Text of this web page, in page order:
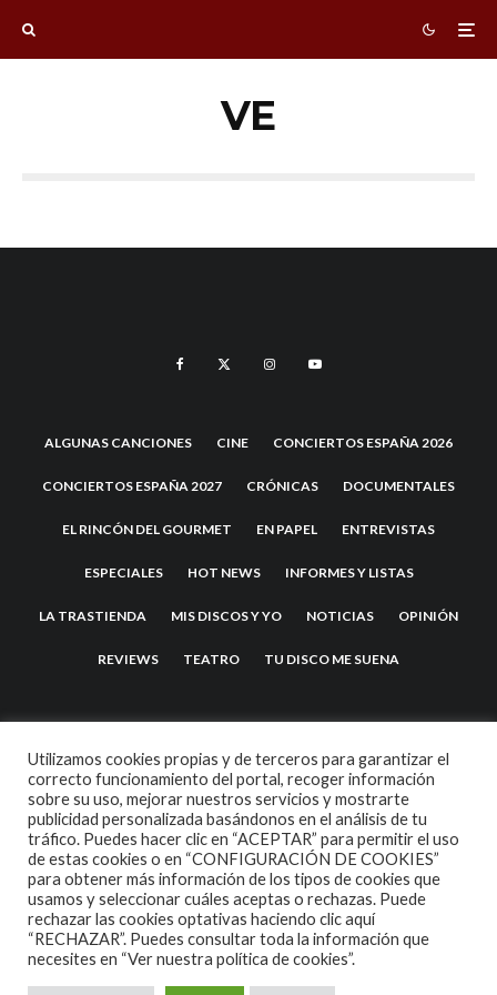
VE
ALGUNAS CANCIONES CINE CONCIERTOS ESPAÑA 2026
CONCIERTOS ESPAÑA 2027 CRÓNICAS DOCUMENTALES
EL RINCÓN DEL GOURMET EN PAPEL ENTREVISTAS
ESPECIALES HOT NEWS INFORMES Y LISTAS
LA TRASTIENDA MIS DISCOS Y YO NOTICIAS OPINIÓN
REVIEWS TEATRO TU DISCO ME SUENA
2007 COPYRIGHT -CODETIPITHEME
Utilizamos cookies propias y de terceros para garantizar el
correcto funcionamiento del portal, recoger información
sobre su uso, mejorar nuestros servicios y mostrarte
publicidad personalizada basándonos en el análisis de tu
tráfico. Puedes hacer clic en “ACEPTAR” para permitir el uso
de estas cookies o en “CONFIGURACIÓN DE COOKIES”
para obtener más información de los tipos de cookies que
usamos y seleccionar cuáles aceptas o rechazas. Puede
rechazar las cookies optativas haciendo clic aquí
“RECHAZAR”. Puedes consultar toda la información que
necesites en “Ver nuestra política de cookies”.